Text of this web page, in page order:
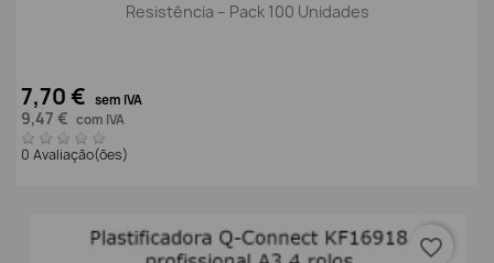
Resistência – Pack 100 Unidades
7,70 € sem IVA
9,47 € com IVA
0 Avaliação(ões)
favorite_border